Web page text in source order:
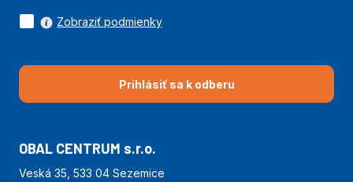
Prihlásiť sa k odberu
Zobraziť podmienky
OBAL CENTRUM s.r.o.
Veská 35, 533 04 Sezemice